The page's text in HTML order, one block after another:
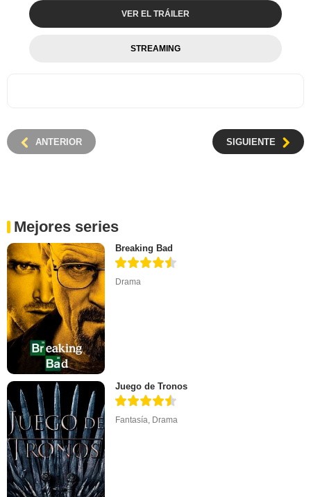
VER EL TRÁILER
STREAMING
ANTERIOR SIGUIENTE
Mejores series
Breaking Bad
Drama
Juego de Tronos
Fantasía Drama